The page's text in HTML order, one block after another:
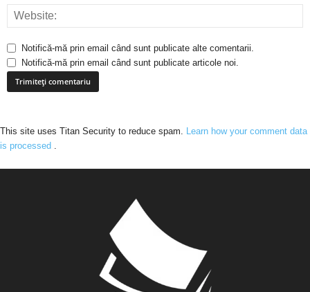
Notifică-mă prin email când sunt publicate alte comentarii.
Notifică-mă prin email când sunt publicate articole noi.
This site uses Titan Security to reduce spam. Learn how your comment data
is processed